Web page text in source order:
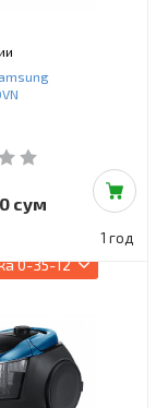
сум
1 год
0-35-12